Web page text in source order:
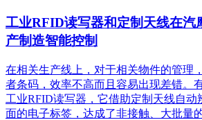
工业RFID读写器和定制天线在汽
产制造智能控制
在相关生产线上，对于相关物件的管理
者条码，效率不高而且容易出现差错。
工业RFID读写器，它借助定制天线自动
面的电子标签，达成了非接触、大批量